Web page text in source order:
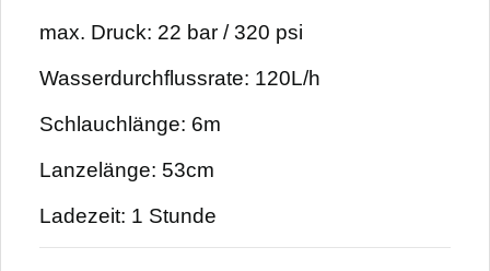
max. Druck: 22 bar / 320 psi
Wasserdurchflussrate: 120L/h
Schlauchlänge: 6m
Lanzelänge: 53cm
Ladezeit: 1 Stunde